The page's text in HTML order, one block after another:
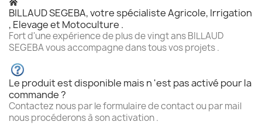
BILLAUD SEGEBA, votre spécialiste Agricole, Irrigation
, Elevage et Motoculture .
Fort d'une expérience de plus de vingt ans BILLAUD
SEGEBA vous accompagne dans tous vos projets .
Le produit est disponible mais n 'est pas activé pour la
commande ?
Contactez nous par le formulaire de contact ou par mail
nous procéderons à son activation .